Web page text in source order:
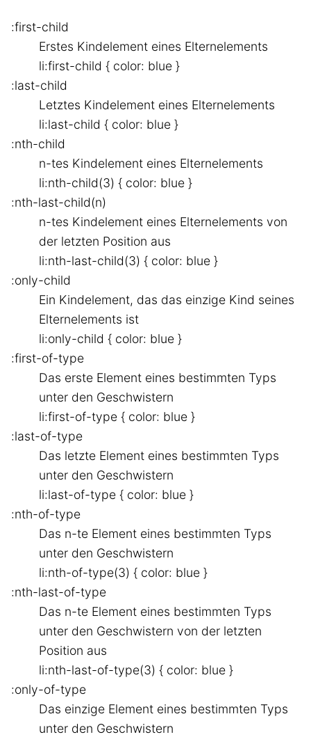
:first-child
Erstes Kindelement eines Elternelements
li:first-child { color: blue }
:last-child
Letztes Kindelement eines Elternelements
li:last-child { color: blue }
:nth-child
n-tes Kindelement eines Elternelements
li:nth-child(3) { color: blue }
:nth-last-child(n)
n-tes Kindelement eines Elternelements von
der letzten Position aus
li:nth-last-child(3) { color: blue }
:only-child
Ein Kindelement, das das einzige Kind seines
Elternelements ist
li:only-child { color: blue }
:first-of-type
Das erste Element eines bestimmten Typs
unter den Geschwistern
li:first-of-type { color: blue }
:last-of-type
Das letzte Element eines bestimmten Typs
unter den Geschwistern
li:last-of-type { color: blue }
:nth-of-type
Das n-te Element eines bestimmten Typs
unter den Geschwistern
li:nth-of-type(3) { color: blue }
:nth-last-of-type
Das n-te Element eines bestimmten Typs
unter den Geschwistern von der letzten
Position aus
li:nth-last-of-type(3) { color: blue }
:only-of-type
Das einzige Element eines bestimmten Typs
unter den Geschwistern